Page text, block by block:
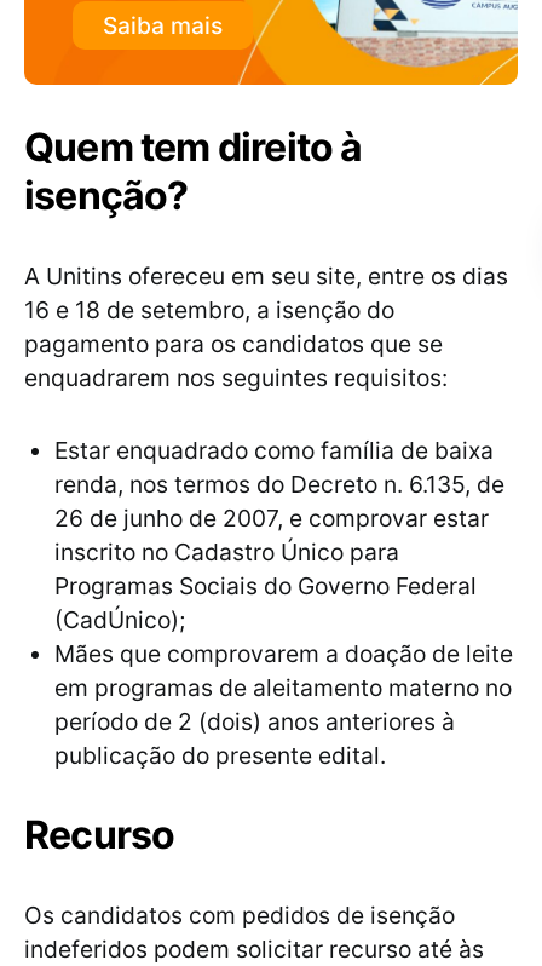
Saiba mais
Quem tem direito à
isenção?
A Unitins ofereceu em seu site, entre os dias
16 e 18 de setembro, a isenção do
pagamento para os candidatos que se
enquadrarem nos seguintes requisitos:
Estar enquadrado como família de baixa
renda, nos termos do Decreto n. 6.135, de
26 de junho de 2007, e comprovar estar
inscrito no Cadastro Único para
Programas Sociais do Governo Federal
(CadÚnico);
Mães que comprovarem a doação de leite
em programas de aleitamento materno no
período de 2 (dois) anos anteriores à
publicação do presente edital.
Recurso
Os candidatos com pedidos de isenção
indeferidos podem solicitar recurso até às